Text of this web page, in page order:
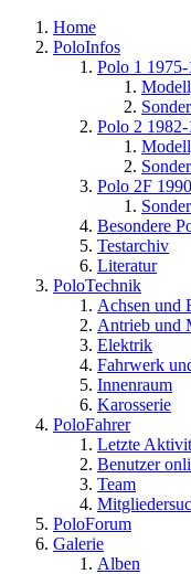
Home
PoloInfos
Polo 1 1975-
Polo 2
Polo 2F
Besondere
Testarchiv
Literatur
PoloTechnik
Achsen und
Antrieb und
Elektrik
Fahrwerk
Innenraum
Karosserie
PoloFahrer
Letzte
Benutzer
Team
PoloForum
Galerie
Alben